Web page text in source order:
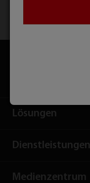
Startseite Kontakt
Lösungen
Dienstleistungen
Medienzentrum